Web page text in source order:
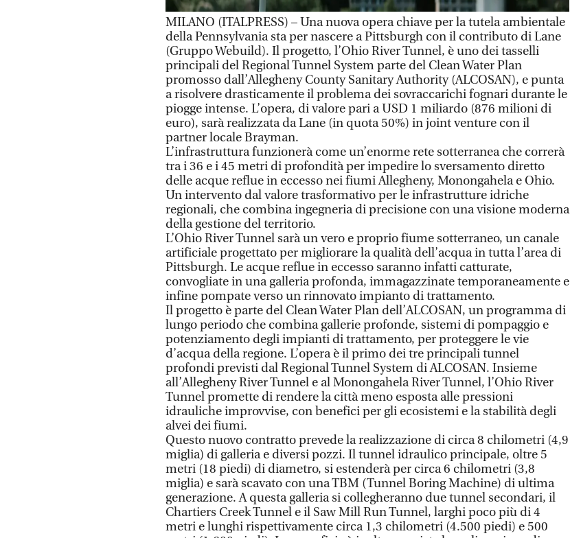
MILANO (ITALPRESS) – Una nuova opera chiave per la tutela ambientale
della Pennsylvania sta per nascere a Pittsburgh con il contributo di Lane
(Gruppo Webuild). Il progetto, l’Ohio River Tunnel, è uno dei tasselli
principali del Regional Tunnel System parte del Clean Water Plan
promosso dall’Allegheny County Sanitary Authority (ALCOSAN), e punta
a risolvere drasticamente il problema dei sovraccarichi fognari durante le
piogge intense. L’opera, di valore pari a USD 1 miliardo (876 milioni di
euro), sarà realizzata da Lane (in quota 50%) in joint venture con il
partner locale Brayman.
L’infrastruttura funzionerà come un’enorme rete sotterranea che correrà
tra i 36 e i 45 metri di profondità per impedire lo sversamento diretto
delle acque reflue in eccesso nei fiumi Allegheny, Monongahela e Ohio.
Un intervento dal valore trasformativo per le infrastrutture idriche
regionali, che combina ingegneria di precisione con una visione moderna
della gestione del territorio.
L’Ohio River Tunnel sarà un vero e proprio fiume sotterraneo, un canale
artificiale progettato per migliorare la qualità dell’acqua in tutta l’area di
Pittsburgh. Le acque reflue in eccesso saranno infatti catturate,
convogliate in una galleria profonda, immagazzinate temporaneamente e
infine pompate verso un rinnovato impianto di trattamento.
Il progetto è parte del Clean Water Plan dell’ALCOSAN, un programma di
lungo periodo che combina gallerie profonde, sistemi di pompaggio e
potenziamento degli impianti di trattamento, per proteggere le vie
d’acqua della regione. L’opera è il primo dei tre principali tunnel
profondi previsti dal Regional Tunnel System di ALCOSAN. Insieme
all’Allegheny River Tunnel e al Monongahela River Tunnel, l’Ohio River
Tunnel promette di rendere la città meno esposta alle pressioni
idrauliche improvvise, con benefici per gli ecosistemi e la stabilità degli
alvei dei fiumi.
Questo nuovo contratto prevede la realizzazione di circa 8 chilometri (4,9
miglia) di galleria e diversi pozzi. Il tunnel idraulico principale, oltre 5
metri (18 piedi) di diametro, si estenderà per circa 6 chilometri (3,8
miglia) e sarà scavato con una TBM (Tunnel Boring Machine) di ultima
generazione. A questa galleria si collegheranno due tunnel secondari, il
Chartiers Creek Tunnel e il Saw Mill Run Tunnel, larghi poco più di 4
metri e lunghi rispettivamente circa 1,3 chilometri (4.500 piedi) e 500